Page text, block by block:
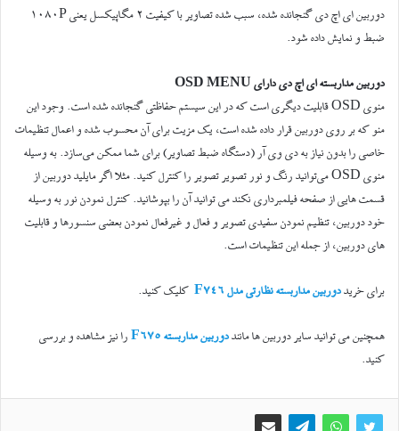
دوربین ای اچ دی گنجانده شده، سبب شده تصاویر با کیفیت 2 مگاپیکسل یعنی 1080P
ضبط و نمایش داده شود.
دوربین مداربسته ای اچ دی دارای OSD MENU
منوی OSD قابلیت دیگری است که در این سیستم حفاظتی گنجانده شده است. وجود این
منو که بر روی دوربین قرار داده شده است، یک مزیت برای آن محسوب شده و اعمال تنظیمات
خاصی را بدون نیاز به دی وی آر (دستگاه ضبط تصاویر) برای شما ممکن می‌سازد. به وسیله
منوی OSD می‌توانید رنگ و نور تصویر تصویر را کنترل کنید. مثلا اگر مایلید دوربین از
قسمت هایی از صفحه فیلمبرداری نکند می توانید آن را بپوشانید. کنترل نمودن نور به وسیله
خود دوربین، تنظیم نمودن سفیدی تصویر و فعال و غیرفعال نمودن بعضی سنسورها و قابلیت
های دوربین، از جمله این تنظیمات است.
برای خریددوربین مداربسته نظارتی مدل F746 کلیک کنید.
همچنین می توانید سایر دوربین ها ماننددوربین مداربسته F675
را نیز مشاهده و بررسی
کنید.